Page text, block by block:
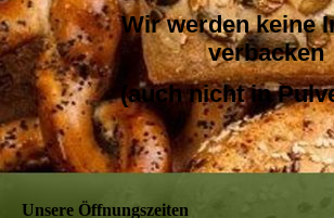
Wir werden keine
verbacken
(auch nicht in
Unsere Öffnungszeiten